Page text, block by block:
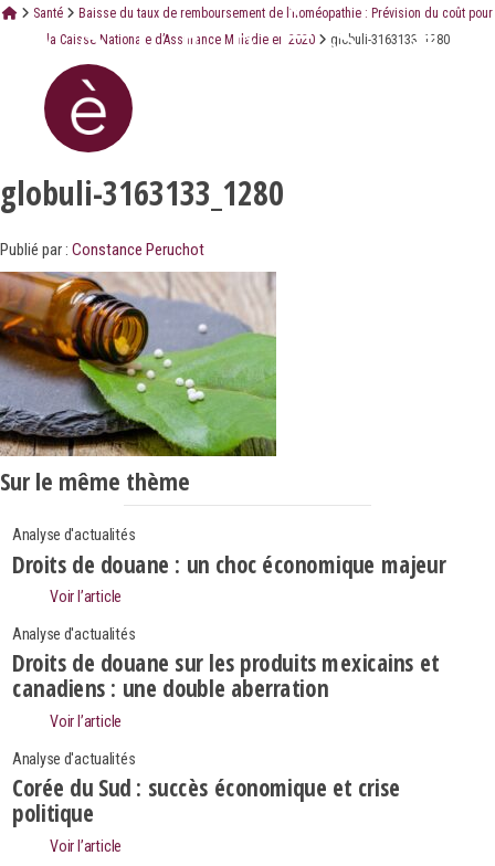
Santé
Baisse du taux de remboursement de l’homéopathie : Prévision du coût pour
la Caisse Nationale d’Assurance Maladie en 2020
globuli-3163133_1280
globuli-3163133_1280
Publié par : Constance Peruchot
Sur le même thème
Analyse d'actualités
Droits de douane : un choc économique majeur
Voir l’article
Analyse d'actualités
Droits de douane sur les produits mexicains et
canadiens : une double aberration
Voir l’article
Analyse d'actualités
Corée du Sud : succès économique et crise
politique
Voir l’article